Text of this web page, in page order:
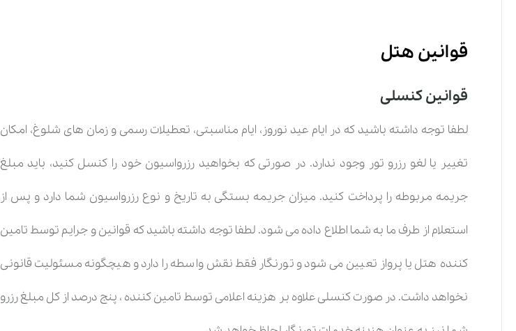
قوانین هتل
قوانین کنسلی
لطفا توجه داشته باشید که در ایام عید نوروز، ایام مناسبتی، تعطیلات رسمی و زمان های شلوغ، امکان
تغییر یا لغو رزرو تور وجود ندارد. در صورتی که بخواهید رزرواسیون خود را کنسل کنید، باید مبلغ
جریمه مربوطه را پرداخت کنید. میزان جریمه بستگی به تاریخ و نوع رزرواسیون شما دارد و پس از
استعلام از طرف ما به شما اطلاع داده می شود. لطفا توجه داشته باشید که قوانین و جرایم توسط تامین
کننده هتل یا پرواز تعیین می شود و تورنگار فقط نقش واسطه را دارد و هیچگونه مسئولیت قانونی
نخواهد داشت. در صورت کنسلی علاوه بر هزینه اعلامی توسط تامین کننده ، پنج درصد از کل مبلغ رزرو